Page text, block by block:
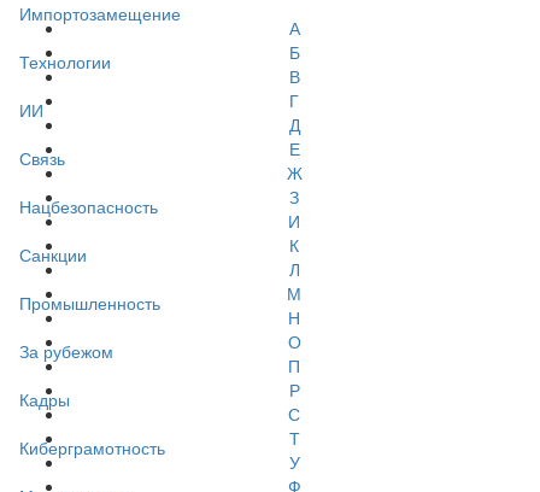
Импортозамещение
Технологии
ИИ
Связь
Нацбезопасность
Санкции
Промышленность
За рубежом
Кадры
Киберграмотность
А
Б
В
Г
Д
Е
Ж
З
И
К
Л
М
Н
О
П
Р
С
Т
У
Ф